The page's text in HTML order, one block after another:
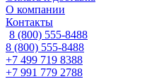
О компании
Контакты
8 (800) 555-8488
8 (800) 555-8488
+7 499 719 8388
+7 991 779 2788